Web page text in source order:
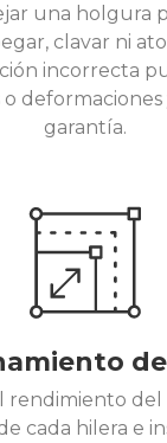
una holgura
clavar ni
incorrecta
deformaciones
garantía.
rendimiento
cada hilera e